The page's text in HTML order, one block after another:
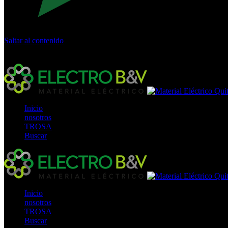
Saltar al contenido
Inicio
nosotros
TROSA
Buscar
Inicio
nosotros
TROSA
Buscar